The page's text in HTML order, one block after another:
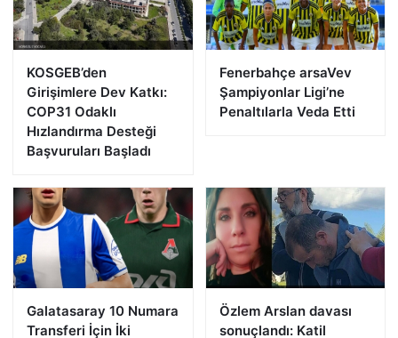
KOSGEB’den
Girişimlere Dev Katkı:
COP31 Odaklı
Hızlandırma Desteği
Başvuruları Başladı
Fenerbahçe arsaVev
Şampiyonlar Ligi’ne
Penaltılarla Veda Etti
Galatasaray 10 Numara
Transferi İçin İki
Özlem Arslan davası
sonuçlandı: Katil